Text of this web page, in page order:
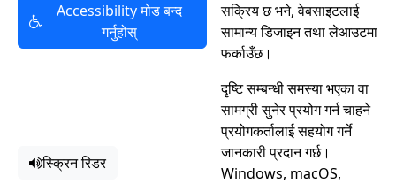
Accessibility मोड बन्द
गर्नुहोस्
सक्रिय छ भने, वेबसाइटलाई
सामान्य डिजाइन तथा लेआउटमा
फर्काउँछ।
स्क्रिन रिडर
दृष्टि सम्बन्धी समस्या भएका वा
सामग्री सुनेर प्रयोग गर्न चाहने
प्रयोगकर्तालाई सहयोग गर्ने
जानकारी प्रदान गर्छ।
Windows, macOS,